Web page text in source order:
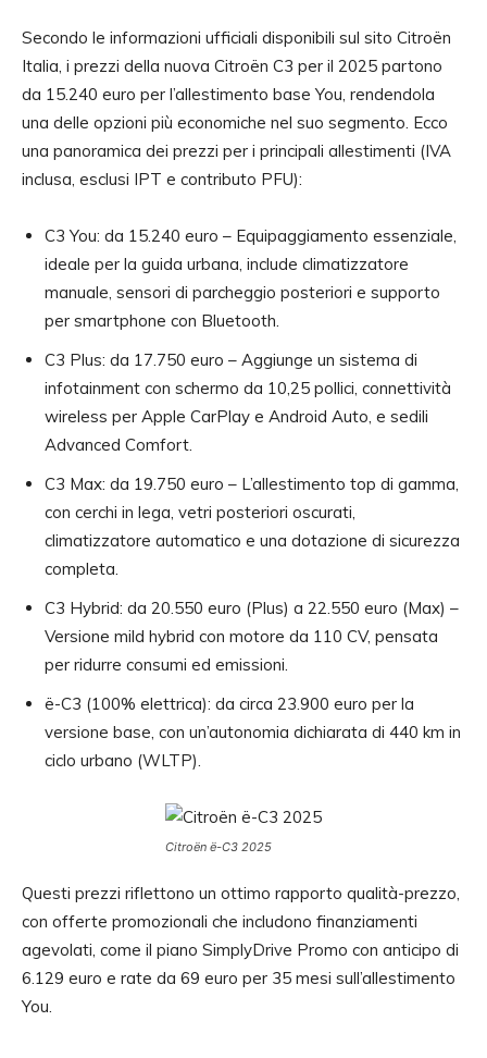
Secondo le informazioni ufficiali disponibili sul sito Citroën
Italia, i prezzi della nuova Citroën C3 per il 2025 partono
da 15.240 euro per l’allestimento base You, rendendola
una delle opzioni più economiche nel suo segmento. Ecco
una panoramica dei prezzi per i principali allestimenti (IVA
inclusa, esclusi IPT e contributo PFU):
C3 You: da 15.240 euro – Equipaggiamento essenziale,
ideale per la guida urbana, include climatizzatore
manuale, sensori di parcheggio posteriori e supporto
per smartphone con Bluetooth.
C3 Plus: da 17.750 euro – Aggiunge un sistema di
infotainment con schermo da 10,25 pollici, connettività
wireless per Apple CarPlay e Android Auto, e sedili
Advanced Comfort.
C3 Max: da 19.750 euro – L’allestimento top di gamma,
con cerchi in lega, vetri posteriori oscurati,
climatizzatore automatico e una dotazione di sicurezza
completa.
C3 Hybrid: da 20.550 euro (Plus) a 22.550 euro (Max) –
Versione mild hybrid con motore da 110 CV, pensata
per ridurre consumi ed emissioni.
ë-C3 (100% elettrica): da circa 23.900 euro per la
versione base, con un’autonomia dichiarata di 440 km in
ciclo urbano (WLTP).
Citroën ë-C3 2025
Questi prezzi riflettono un ottimo rapporto qualità-prezzo,
con offerte promozionali che includono finanziamenti
agevolati, come il piano SimplyDrive Promo con anticipo di
6.129 euro e rate da 69 euro per 35 mesi sull’allestimento
You.